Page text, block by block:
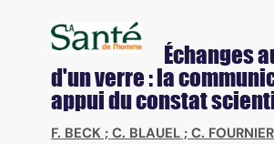
Échanges
d'un verre : la
appui du constat
F. BECK ; C. BLAUEL ; C. FOURNIER